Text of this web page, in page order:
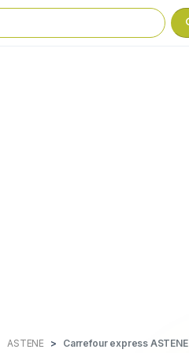
ASTENE Carrefour express ASTENE